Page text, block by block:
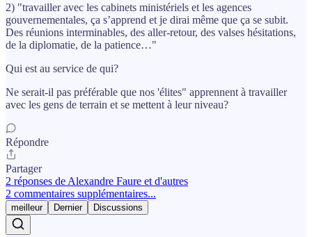
2) "travailler avec les cabinets ministériels et les agences
gouvernementales, ça s’apprend et je dirai même que ça se subit.
Des réunions interminables, des aller-retour, des valses hésitations,
de la diplomatie, de la patience…"
Qui est au service de qui?
Ne serait-il pas préférable que nos 'élites" apprennent à travailler
avec les gens de terrain et se mettent à leur niveau?
Répondre
Partager
2 réponses de Alexandre Faure et d'autres
2 commentaires supplémentaires...
meilleur Dernier Discussions